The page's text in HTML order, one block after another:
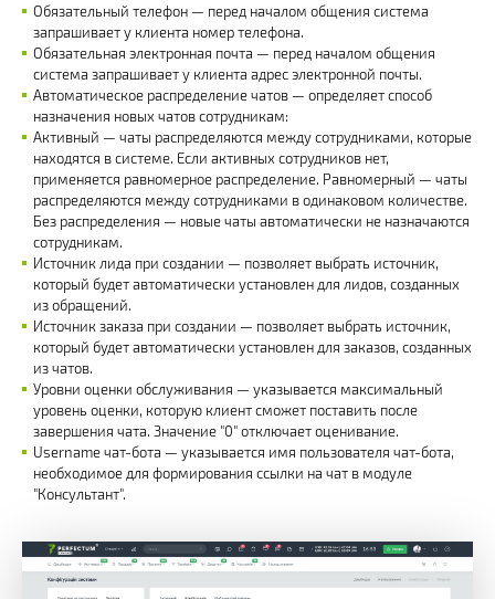
Обязательный телефон — перед началом общения система
запрашивает у клиента номер телефона.
Обязательная электронная почта — перед началом общения
система запрашивает у клиента адрес электронной почты.
Автоматическое распределение чатов — определяет способ
назначения новых чатов сотрудникам:
Активный — чаты распределяются между сотрудниками, которые
находятся в системе. Если активных сотрудников нет,
применяется равномерное распределение. Равномерный — чаты
распределяются между сотрудниками в одинаковом количестве.
Без распределения — новые чаты автоматически не назначаются
сотрудникам.
Источник лида при создании — позволяет выбрать источник,
который будет автоматически установлен для лидов, созданных
из обращений.
Источник заказа при создании — позволяет выбрать источник,
который будет автоматически установлен для заказов, созданных
из чатов.
Уровни оценки обслуживания — указывается максимальный
уровень оценки, которую клиент сможет поставить после
завершения чата. Значение "0" отключает оценивание.
Username чат-бота — указывается имя пользователя чат-бота,
необходимое для формирования ссылки на чат в модуле
"Консультант".